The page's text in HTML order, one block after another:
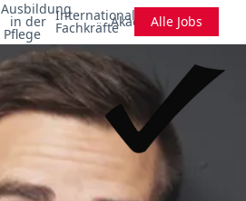
Ausbildung
in der
Pflege
Internationale
FachkräfteAkademieAlle Jobs